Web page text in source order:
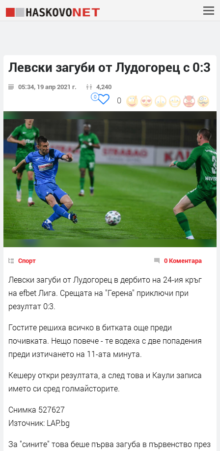
Левски загуби от Лудогорец с 0:3
05:34, 19 апр 2021 г. 4,240
0
0
Спорт 0 Коментара
Левски загуби от Лудогорец в дербито на 24-ия кръг
на efbet Лига. Срещата на "Герена" приключи при
резултат 0:3.
Гостите решиха всичко в битката още преди
почивката. Нещо повече - те водеха с две попадения
преди изтичането на 11-ата минута.
Кешеру откри резултата, а след това и Каули записа
името си сред голмайсторите.
Снимка 527627
Източник: LAP.bg
За "сините" това беше първа загуба в първенство през